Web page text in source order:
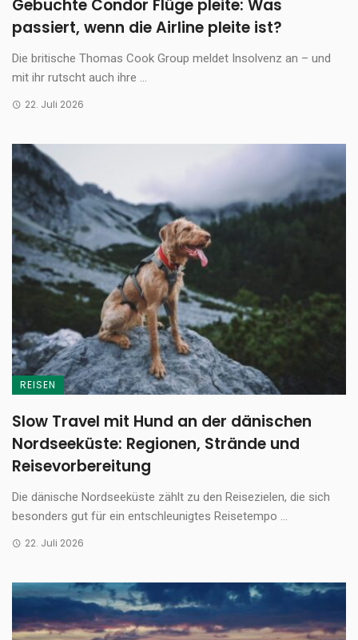
Gebuchte Condor Flüge pleite: Was
passiert, wenn die Airline pleite ist?
Die britische Thomas Cook Group meldet Insolvenz an – und
mit ihr rutscht auch ihre ...
22. Juli 2026
REISEN
Slow Travel mit Hund an der dänischen
Nordseeküste: Regionen, Strände und
Reisevorbereitung
Die dänische Nordseeküste zählt zu den Reisezielen, die sich
besonders gut für ein entschleunigtes Reisetempo ...
22. Juli 2026